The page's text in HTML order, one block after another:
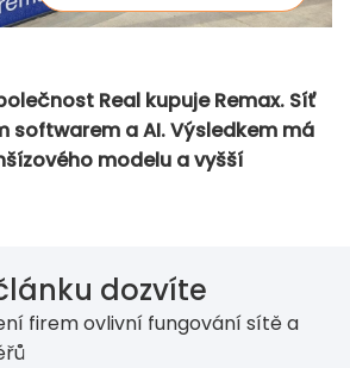
Real kupuje Remax. Síť
softwarem a AI. Výsledkem má
modelu a vyšší
dozvíte
firem ovlivní fungování sítě a